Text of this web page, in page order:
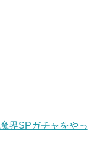
界SPガチャをやっ